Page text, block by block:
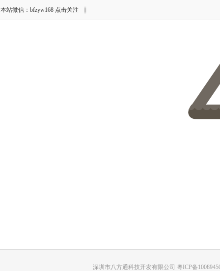
本站微信：bfzyw168 点击关注
深圳市八方通科技开发有限公司 粤ICP备